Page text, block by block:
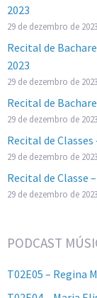
2023
29 de dezembro de 2023
Recital de
2023
29 de dezembro de 2023
Recital de
29 de dezembro de 2023
Recital de
29 de dezembro de 2023
Recital de Classe
29 de dezembro de 2023
PODCAST
T02E05 – Regina